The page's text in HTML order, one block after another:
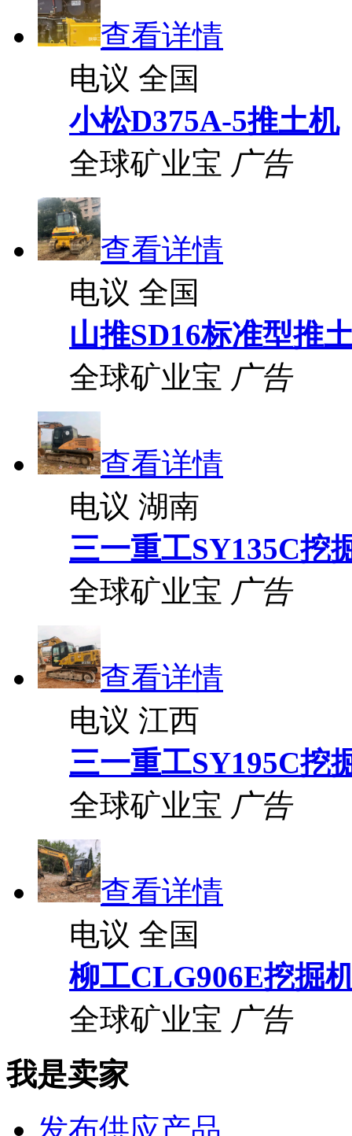
查看详情
电议 全国
小松D375A-5推土机
全球矿业宝 广告
查看详情
电议 全国
山推SD16标准型推
全球矿业宝 广告
查看详情
电议 湖南
三一重工SY135C挖
全球矿业宝 广告
查看详情
电议 江西
三一重工SY195C挖
全球矿业宝 广告
查看详情
电议 全国
柳工CLG906E挖掘
全球矿业宝 广告
我是卖家
发布供应产品